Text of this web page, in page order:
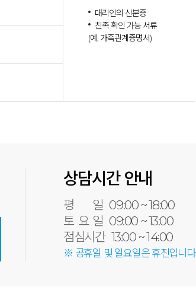
대리인의 신분증
친족 확인 가능 서류
(예, 가족관계증명서)
상담시간 안내
평 일 09:00 ~ 18:00
토 요 일 09:00 ~ 13:00
점심시간13:00 ~ 14:00
※ 공휴일 및 일요일은 휴진입니다